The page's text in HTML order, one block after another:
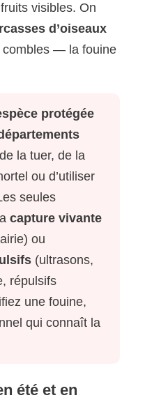
visibles. On
d’oiseaux
— la fouine
protégée
la tuer, de la
ou d’utiliser
seules
capture vivante
ou
(ultrasons,
répulsifs
une fouine,
qui connaît la
été et en